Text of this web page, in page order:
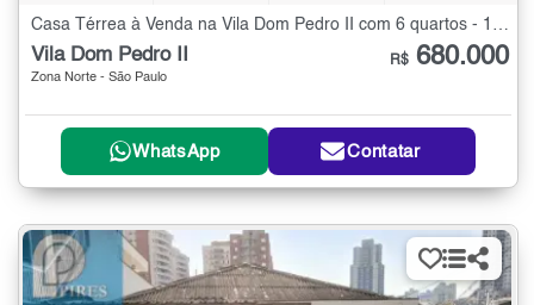
Casa Térrea à Venda na Vila Dom Pedro II com 6 quartos - 180 m²
Vila Dom Pedro II
Zona Norte - São Paulo
R$ 680.000
WhatsApp Contatar